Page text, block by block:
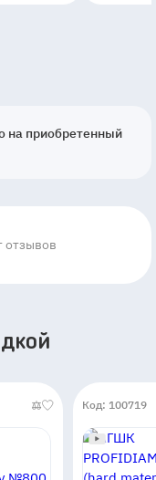
на приобретенный
отзывов
Код: 100719